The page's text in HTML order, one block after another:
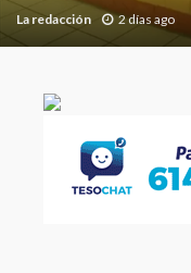
La redacción 2 días ago